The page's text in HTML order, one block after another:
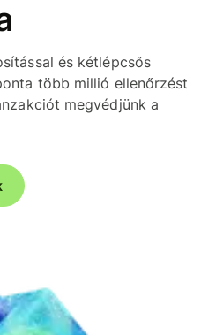
és kétlépcsős
több millió ellenőrzést
megvédjünk a